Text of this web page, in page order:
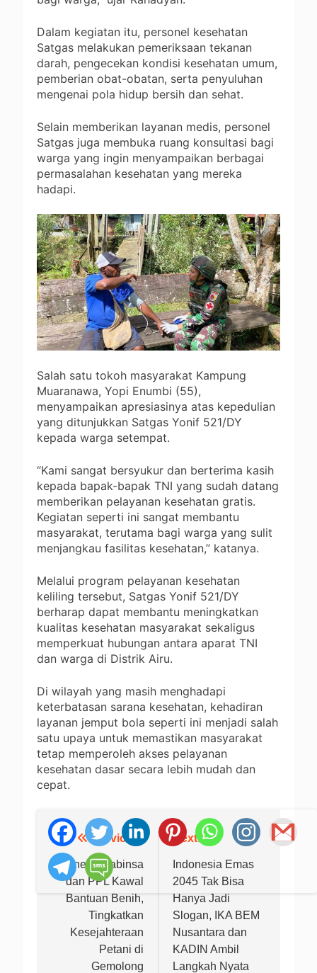
Dalam kegiatan itu, personel kesehatan
Satgas melakukan pemeriksaan tekanan
darah, pengecekan kondisi kesehatan umum,
pemberian obat-obatan, serta penyuluhan
mengenai pola hidup bersih dan sehat.
Selain memberikan layanan medis, personel
Satgas juga membuka ruang konsultasi bagi
warga yang ingin menyampaikan berbagai
permasalahan kesehatan yang mereka
hadapi.
Salah satu tokoh masyarakat Kampung
Muaranawa, Yopi Enumbi (55),
menyampaikan apresiasinya atas kepedulian
yang ditunjukkan Satgas Yonif 521/DY
kepada warga setempat.
“Kami sangat bersyukur dan berterima kasih
kepada bapak-bapak TNI yang sudah datang
memberikan pelayanan kesehatan gratis.
Kegiatan seperti ini sangat membantu
masyarakat, terutama bagi warga yang sulit
menjangkau fasilitas kesehatan,” katanya.
Melalui program pelayanan kesehatan
keliling tersebut, Satgas Yonif 521/DY
berharap dapat membantu meningkatkan
kualitas kesehatan masyarakat sekaligus
memperkuat hubungan antara aparat TNI
dan warga di Distrik Airu.
Di wilayah yang masih menghadapi
keterbatasan sarana kesehatan, kehadiran
layanan jemput bola seperti ini menjadi salah
satu upaya untuk memastikan masyarakat
tetap memperoleh akses pelayanan
kesehatan dasar secara lebih mudah dan
cepat.
Navigasi
pos
Previous:
Sinergi Babinsa
dan PPL Kawal
Bantuan Benih,
Tingkatkan
Kesejahteraan
Petani di
Gemolong
Next:
Indonesia Emas
2045 Tak Bisa
Hanya Jadi
Slogan, IKA BEM
Nusantara dan
KADIN Ambil
Langkah Nyata